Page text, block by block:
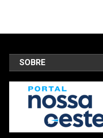
SOBRE